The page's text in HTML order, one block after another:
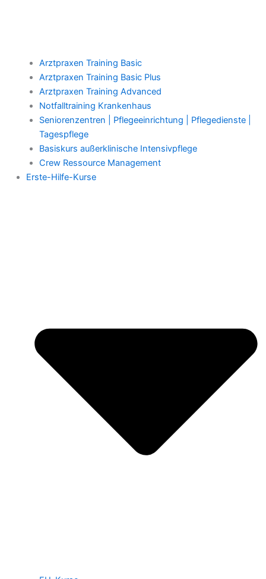
Arztpraxen Training Basic
Arztpraxen Training Basic Plus
Arztpraxen Training Advanced
Notfalltraining Krankenhaus
Seniorenzentren | Pflegeeinrichtung | Pflegedienste |
Tagespflege
Basiskurs außerklinische Intensivpflege
Crew Ressource Management
Erste-Hilfe-Kurse